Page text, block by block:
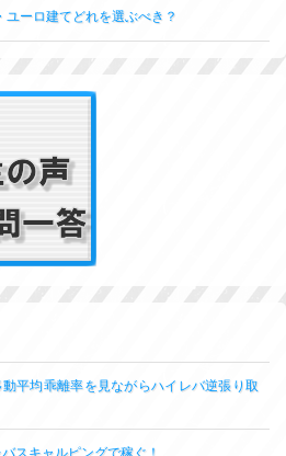
ーロ建てどれを選ぶべき？
平均乖離率を見ながらハイレバ逆張り取
スキャルピングで稼ぐ！